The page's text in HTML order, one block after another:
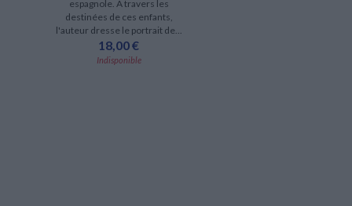
espagnole. A travers les
destinées de ces enfants,
l'auteur dresse le portrait de...
18,00 €
Indisponible